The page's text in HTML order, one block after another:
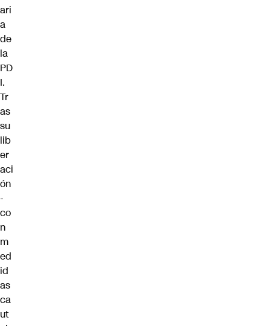
ari
a
de
la
PD
I.
Tr
as
su
lib
er
aci
ón
-
co
n
m
ed
id
as
ca
ut